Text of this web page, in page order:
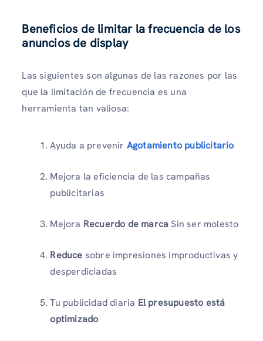
Beneficios de limitar la frecuencia de los
anuncios de display
Las siguientes son algunas de las razones por las
que la limitación de frecuencia es una
herramienta tan valiosa:
Ayuda a prevenir Agotamiento publicitario
Mejora la eficiencia de las campañas
publicitarias
Mejora Recuerdo de marcaSin ser molesto
Reduce sobre impresiones improductivas y
desperdiciadas
Tu publicidad diaria El presupuesto está
optimizado